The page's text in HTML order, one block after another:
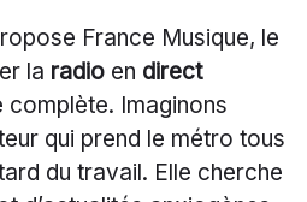
France Musique, le
la radio en direct
complète. Imaginons
qui prend le métro tous
du travail. Elle cherche